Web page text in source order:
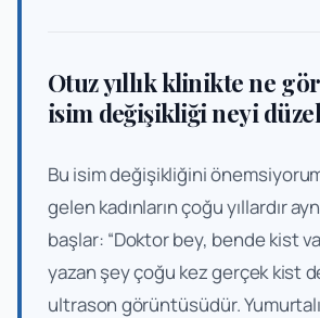
Otuz yıllık klinikte ne
isim değişikliği neyi
Bu isim değişikliğini
gelen kadınların çoğu yıllardır
başlar: “Doktor bey, bende kist
yazan şey çoğu kez gerçek kist
ultrason görüntüsüdür.